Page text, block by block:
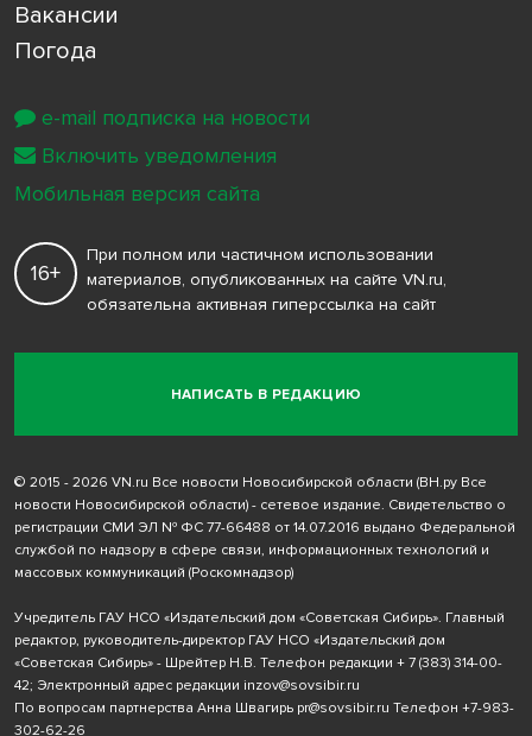
Вакансии
Погода
НАПИСАТЬ В РЕДАКЦИЮ
16+
При полном или частичном использовании
материалов, опубликованных на сайте VN.ru,
обязательна активная гиперссылка на сайт
© 2015 - 2026 VN.ru Все новости Новосибирской области (ВН.ру Все
новости Новосибирской области) - сетевое издание. Свидетельство о
регистрации СМИ ЭЛ № ФС 77-66488 от 14.07.2016 выдано Федеральной
службой по надзору в сфере связи, информационных технологий и
массовых коммуникаций (Роскомнадзор)
Учредитель ГАУ НСО «Издательский дом «Советская Сибирь». Главный
редактор, руководитель-директор ГАУ НСО «Издательский дом
«Советская Сибирь» - Шрейтер Н.В. Телефон редакции + 7 (383) 314-00-
42; Электронный адрес редакции inzov@sovsibir.ru
По вопросам партнерства Анна Швагирь pr@sovsibir.ru Телефон +7-983-
302-62-26
e-mail подписка на новости
Включить уведомления
Мобильная версия сайта